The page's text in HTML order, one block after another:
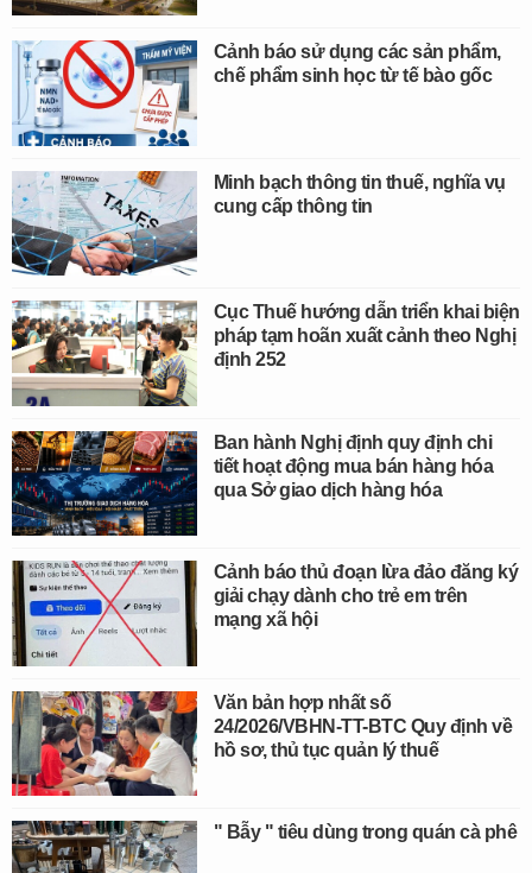
Cảnh báo sử dụng các sản phẩm,
chế phẩm sinh học từ tế bào gốc
Minh bạch thông tin thuế, nghĩa vụ
cung cấp thông tin
Cục Thuế hướng dẫn triển khai biện
pháp tạm hoãn xuất cảnh theo Nghị
định 252
Ban hành Nghị định quy định chi
tiết hoạt động mua bán hàng hóa
qua Sở giao dịch hàng hóa
Cảnh báo thủ đoạn lừa đảo đăng ký
giải chạy dành cho trẻ em trên
mạng xã hội
Văn bản hợp nhất số
24/2026/VBHN-TT-BTC Quy định về
hồ sơ, thủ tục quản lý thuế
" Bẫy " tiêu dùng trong quán cà phê